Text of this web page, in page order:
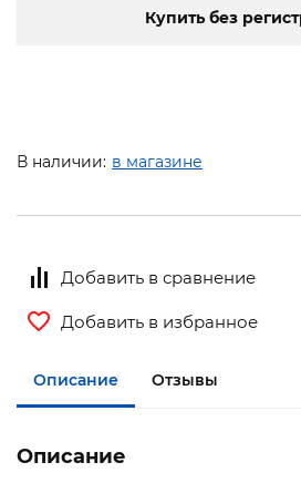
Купить без
В наличии: в магазине
Добавить в сравнение
Добавить в избранное
Описание Отзывы
Описание